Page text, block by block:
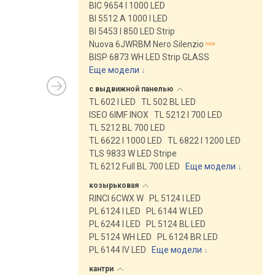
BIC 9654 I 1000 LED
BI 5512 A 1000 I LED
BI 5453 I 850 LED Strip
Nuova 6JWRBM Nero Silenzio
BISP 6873 WH LED Strip GLASS
Еще модели ↓
с выдвижной панелью
TL 602 I LED
TL 502 BL LED
ISEO 6IMF INOX
TL 5212 I 700 LED
TL 5212 BL 700 LED
TL 6622 I 1000 LED
TL 6822 I 1200 LED
TLS 9833 W LED Stripe
TL 6212 Full BL 700 LED
Еще модели ↓
козырьковая
RINCI 6CWX W
PL 5124 I LED
PL 6124 I LED
PL 6144 W LED
PL 6244 I LED
PL 5124 BL LED
PL 5124 WH LED
PL 6124 BR LED
PL 6144 IV LED
Еще модели ↓
кантри